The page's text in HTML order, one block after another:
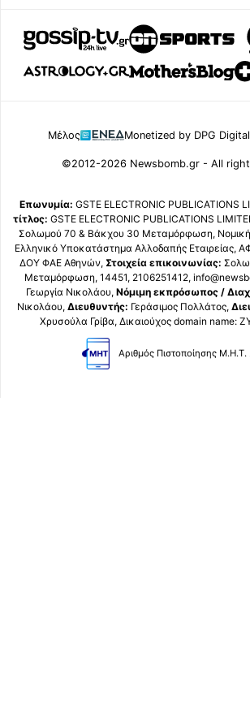
Μέλος Monetized by DPG
©2012-2026 Newsbomb.gr - All
Επωνυμία: GSTE ELECTRONIC PUBLICATIONS
τίτλος: GSTE ELECTRONIC PUBLICATIONS
Σολωμού 70 & Βάκχου 30 Μεταμόρφωση, Νομική
Ελληνικό Υποκατάστημα Αλλοδαπής Εταιρείας,
ΔΟΥ ΦΑΕ Αθηνών, Στοιχεία επικοινωνίας:
Μεταμόρφωση, 14451, 2106251412,
Γεωργία Νικολάου, Νόμιμη εκπρόσωπος /
Νικολάου, Διευθυντής: Γεράσιμος Πολλάτος,
Χρυσούλα Γρίβα, Δικαιούχος domain name:
Αριθμός Πιστοποίησης Μ.Η.Τ.